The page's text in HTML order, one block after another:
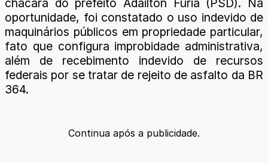
oportunidade, foi constatado o uso indevido de
maquinários públicos em propriedade particular,
fato que configura improbidade administrativa,
além de recebimento indevido de recursos
federais por se tratar de rejeito de asfalto da BR
364.
Continua após a publicidade.